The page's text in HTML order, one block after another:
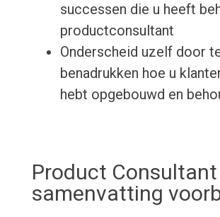
successen die u heeft
productconsultant
Onderscheid uzelf door
benadrukken hoe u
hebt opgebouwd en
Product Consultant
samenvatting